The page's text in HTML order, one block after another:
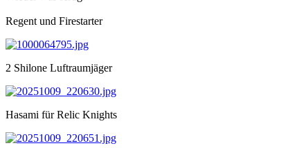
Regent und Firestarter
2 Shilone Luftraumjäger
Hasami für Relic Knights